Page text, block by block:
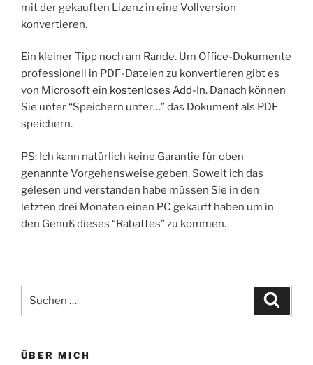
mit der gekauften Lizenz in eine Vollversion
konvertieren.
Ein kleiner Tipp noch am Rande. Um Office-Dokumente
professionell in PDF-Dateien zu konvertieren gibt es
von Microsoft ein kostenloses Add-In. Danach können
Sie unter “Speichern unter…” das Dokument als PDF
speichern.
PS: Ich kann natürlich keine Garantie für oben
genannte Vorgehensweise geben. Soweit ich das
gelesen und verstanden habe müssen Sie in den
letzten drei Monaten einen PC gekauft haben um in
den Genuß dieses “Rabattes” zu kommen.
nach:
ÜBER MICH